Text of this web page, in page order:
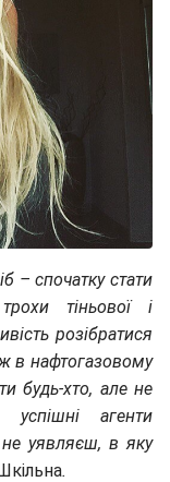
– спочатку стати
тіньової і
розібратися
в нафтогазовому
будь-хто, але не
агенти
уявляєш, в яку
.